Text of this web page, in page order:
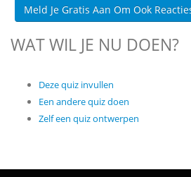
Meld Je Gratis Aan Om Ook
WAT WIL JE NU DOEN?
Deze quiz invullen
Een andere quiz doen
Zelf een quiz ontwerpen